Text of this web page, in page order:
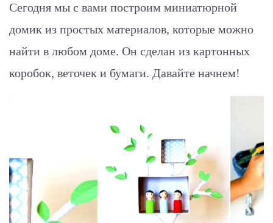
Сегодня мы с вами построим миниатюрной
домик из простых материалов, которые можно
найти в любом доме. Он сделан из картонных
коробок, веточек и бумаги. Давайте начнем!